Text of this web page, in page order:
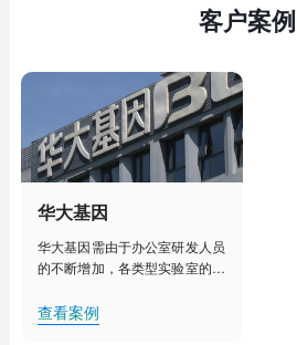
客户案例
华大基因
华大基因需由于办公室研发人员
的不断增加，各类型实验室的建
其对办公室、实验室、实验室设
备更加细致化管理的需求。需要
查看案例